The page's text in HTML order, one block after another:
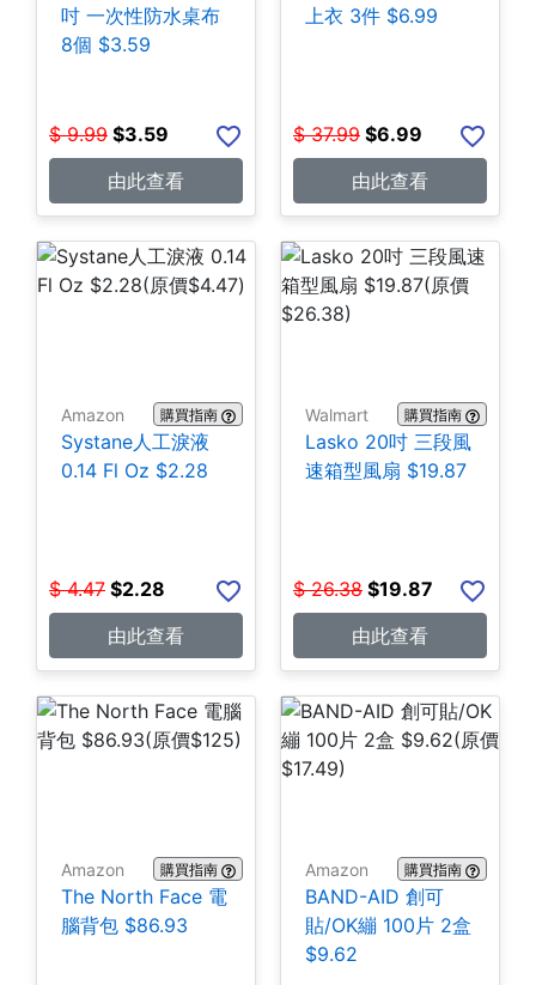
吋 一次性防水桌布
8個 $3.59
$ 9.99 $3.59
由此查看
上衣 3件 $6.99
$ 37.99 $6.99
由此查看
Amazon 購買指南
Systane人工淚液
0.14 Fl Oz $2.28
$ 4.47 $2.28
由此查看
Walmart 購買指南
Lasko 20吋 三段風
速箱型風扇 $19.87
$ 26.38 $19.87
由此查看
Amazon 購買指南
The North Face 電
腦背包 $86.93
Amazon 購買指南
BAND-AID 創可
貼/OK繃 100片 2盒
$9.62